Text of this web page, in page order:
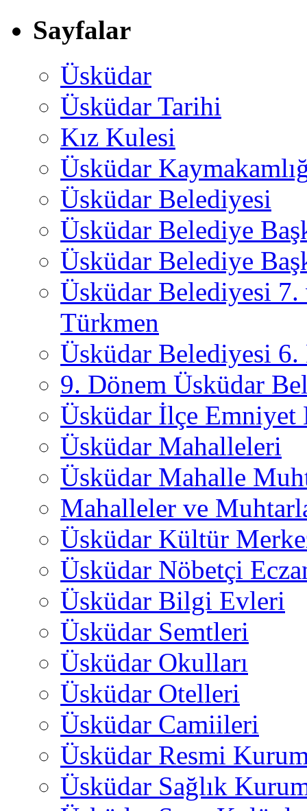
Sayfalar
Üsküdar
Üsküdar Tarihi
Kız Kulesi
Üsküdar
Üsküdar Belediyesi
Üsküdar Belediye
Üsküdar Belediye
Üsküdar Belediyesi
Türkmen
Üsküdar Belediyesi 6.
9. Dönem Üsküdar
Üsküdar İlçe
Üsküdar Mahalleleri
Üsküdar Mahalle
Mahalleler ve
Üsküdar Kültür
Üsküdar Nöbetçi
Üsküdar Bilgi Evleri
Üsküdar Semtleri
Üsküdar Okulları
Üsküdar Otelleri
Üsküdar Camiileri
Üsküdar Resmi
Üsküdar Sağlık